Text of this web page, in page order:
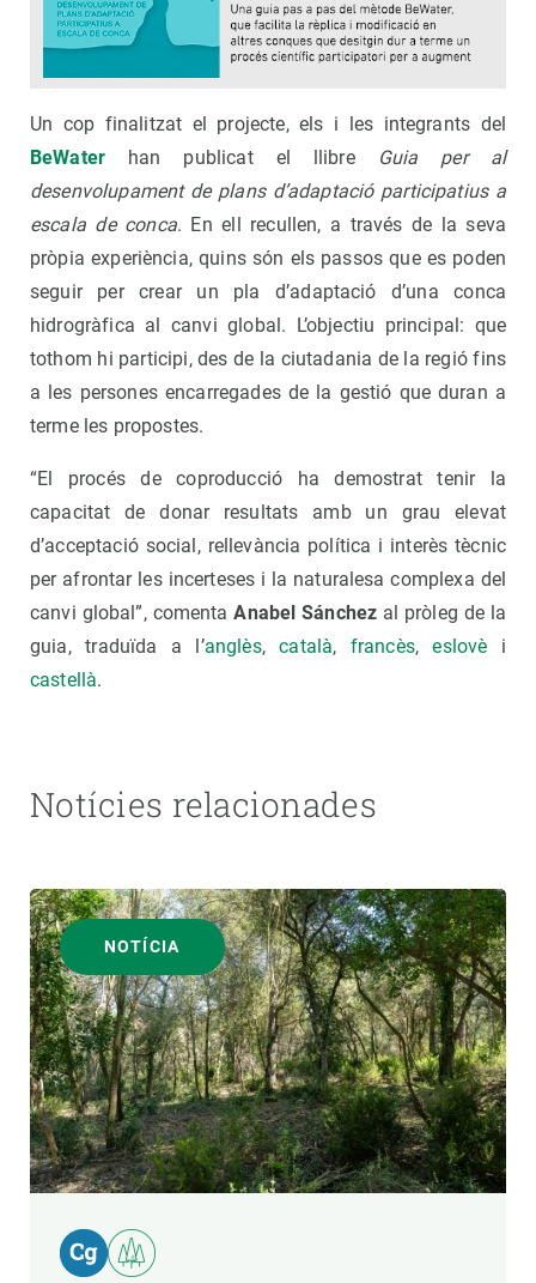
Un cop finalitzat el projecte, els i les integrants del
BeWater han publicat el llibre
Guia per al
desenvolupament de plans d’adaptació participatius a
escala de conca. En ell recullen, a través de la seva
pròpia experiència, quins són els passos que es poden
seguir per crear un pla d’adaptació d’una conca
hidrogràfica al canvi global. L’objectiu principal: que
tothom hi participi, des de la ciutadania de la regió fins
a les persones encarregades de la gestió que duran a
terme les propostes.
“El procés de coproducció ha demostrat tenir la
capacitat de donar resultats amb un grau elevat
d’acceptació social, rellevància política i interès tècnic
per afrontar les incerteses i la naturalesa complexa del
canvi global”, comentaAnabel Sánchez al pròleg de la
guia, traduïda a l’anglès,català, francès,eslovè i
castellà.
Notícies relacionades
NOTÍCIA